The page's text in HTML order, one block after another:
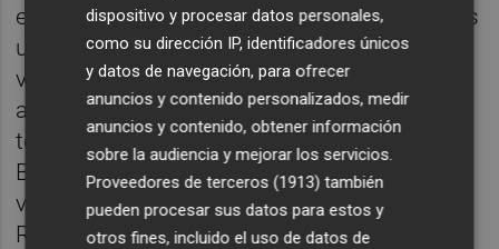
espècies amb un total de 1.967.822 cites. És
un mostrari a temps real de la biodiversitat
valenciana, que durant tot l’any va
augmentant amb les aportacions dels
tècnics. Enguany la Setmana de la
Biodiversitat s’ha celebrat a Cofrents, al
voltant del llogaret de Casas de Basta.
Recentment la Unió Europea ha auspiciat la
dispositivo y procesar datos personales,
como su dirección IP, identificadores únicos
y datos de navegación, para ofrecer
anuncios y contenido personalizados, medir
anuncios y contenido, obtener información
sobre la audiencia y mejorar los servicios.
Proveedores de terceros (1913) también
pueden procesar sus datos para estos y
otros fines, incluido el uso de datos de